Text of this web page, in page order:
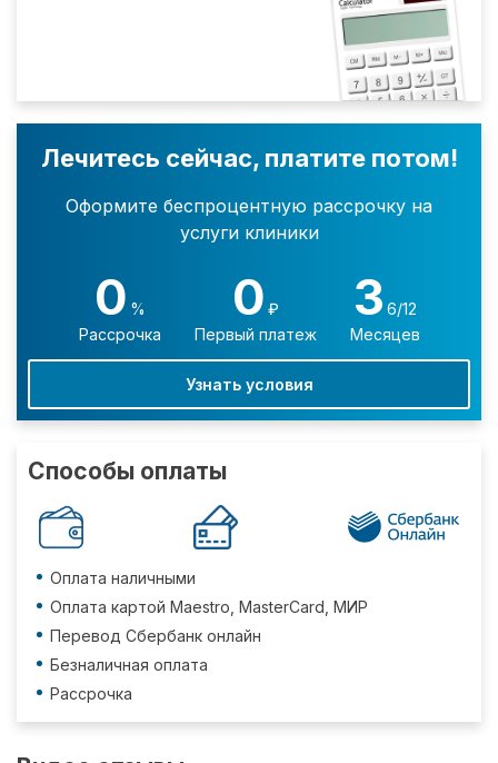
Лечитесь сейчас, платите потом!
Оформите беспроцентную рассрочку на
услуги клиники
0 %
Рассрочка
0 ₽
Первый платеж
3 6/12
Месяцев
Узнать условия
Способы оплаты
Оплата наличными
Оплата картой Maestro, MasterCard, МИР
Перевод Сбербанк онлайн
Безналичная оплата
Рассрочка